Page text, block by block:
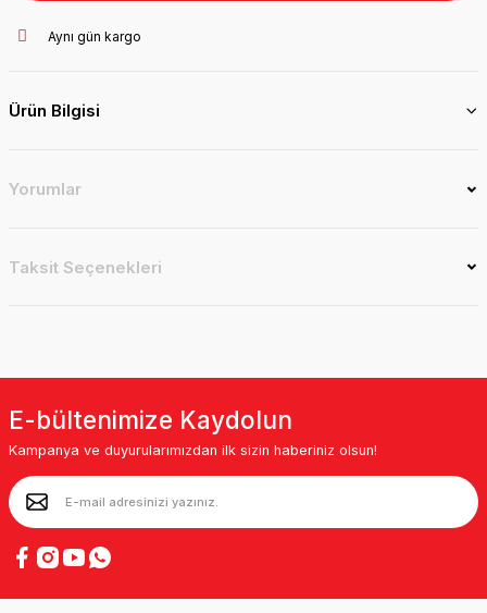
Aynı gün kargo
Ürün Bilgisi
Yorumlar
Taksit Seçenekleri
E-bültenimize Kaydolun
Kampanya ve duyurularımızdan ilk sizin haberiniz olsun!